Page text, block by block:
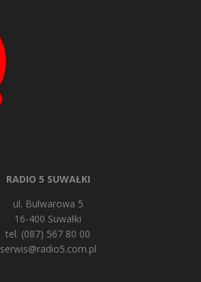
RADIO 5 SUWAŁKI
ul. Bulwarowa 5
16-400 Suwałki
tel. (087) 567 80 00
serwis@radio5.com.pl